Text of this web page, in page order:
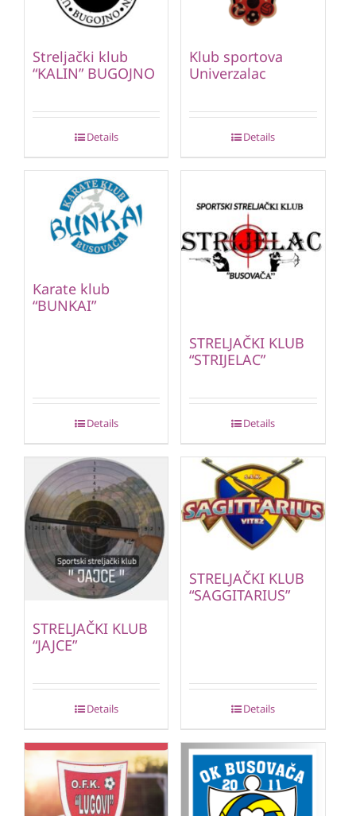
Streljački klub
“KALIN” BUGOJNO
Details
Klub sportova
Univerzalac
Details
Karate klub
“BUNKAI”
Details
STRELJAČKI KLUB
“STRIJELAC”
Details
STRELJAČKI KLUB
“JAJCE”
Details
STRELJAČKI KLUB
“SAGGITARIUS”
Details